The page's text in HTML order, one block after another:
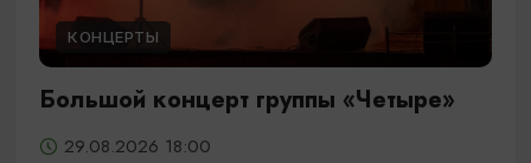
КОНЦЕРТЫ
Большой концерт группы «Четыре»
29.08.2026 18:00